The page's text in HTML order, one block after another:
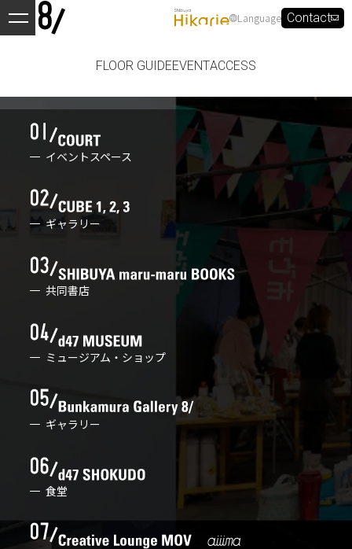
Language Contact
FLOOR GUIDEEVENTACCESS
イベントスペース
ギャラリー
共同書店
ミュージアム・ショップ
ギャラリー
食堂